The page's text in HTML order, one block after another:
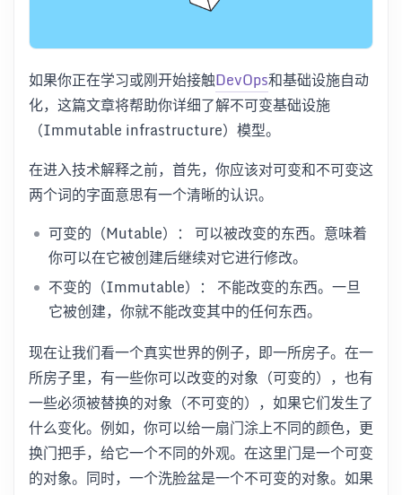
如果你正在学习或刚开始接触DevOps和基础设施自动
化，这篇文章将帮助你详细了解不可变基础设施
（Immutable infrastructure）模型。
在进入技术解释之前，首先，你应该对可变和不可变这
两个词的字面意思有一个清晰的认识。
可变的（Mutable）： 可以被改变的东西。意味着
你可以在它被创建后继续对它进行修改。
不变的（Immutable）： 不能改变的东西。一旦
它被创建，你就不能改变其中的任何东西。
现在让我们看一个真实世界的例子，即一所房子。在一
所房子里，有一些你可以改变的对象（可变的），也有
一些必须被替换的对象（不可变的），如果它们发生了
什么变化。例如，你可以给一扇门涂上不同的颜色，更
换门把手，给它一个不同的外观。在这里门是一个可变
的对象。同时，一个洗脸盆是一个不可变的对象。如果